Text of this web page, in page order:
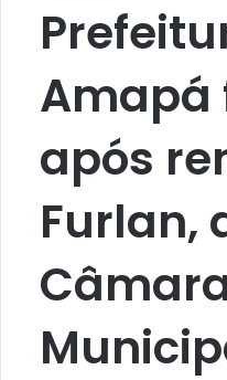
Amapá
após
Furlan,